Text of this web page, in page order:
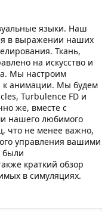
языки. Наш
в выражении наших
Ткань,
на искусство и
Мы настроим
к анимации. Мы будем
Turbulence FD и
же, вместе с
нашего любимого
что не менее важно,
управления вашими
были
краткий обзор
в симуляциях.